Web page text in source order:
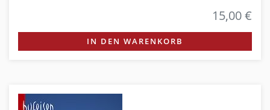
15,00 €
IN DEN WARENKORB